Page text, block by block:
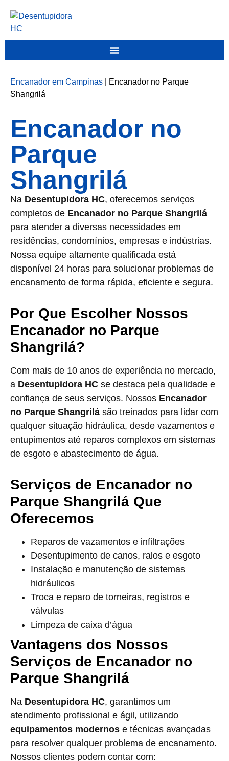
Encanador em Campinas
Encanador no Parque
Shangrilá
Encanador no
Parque
Shangrilá
Na Desentupidora HC, oferecemos serviços
completos de Encanador no Parque Shangrilá
para atender a diversas necessidades em
residências, condomínios, empresas e indústrias.
Nossa equipe altamente qualificada está
disponível 24 horas para solucionar problemas de
encanamento de forma rápida, eficiente e segura.
Por Que Escolher Nossos
Encanador no Parque
Shangrilá?
Com mais de 10 anos de experiência no mercado,
a Desentupidora HC se destaca pela qualidade e
confiança de seus serviços. Nossos Encanador
no Parque Shangrilá são treinados para lidar com
qualquer situação hidráulica, desde vazamentos e
entupimentos até reparos complexos em sistemas
de esgoto e abastecimento de água.
Serviços de Encanador no
Parque Shangrilá Que
Oferecemos
Reparos de vazamentos e infiltrações
Desentupimento de canos, ralos e esgoto
Instalação e manutenção de sistemas
hidráulicos
Troca e reparo de torneiras, registros e
válvulas
Limpeza de caixa d’água
Vantagens dos Nossos
Serviços de Encanador no
Parque Shangrilá
Na Desentupidora HC, garantimos um
atendimento profissional e ágil, utilizando
equipamentos modernos e técnicas avançadas
para resolver qualquer problema de encanamento.
Nossos clientes podem contar com: